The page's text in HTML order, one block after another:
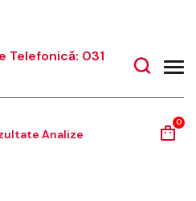
Telefonică: 031
Analize
0